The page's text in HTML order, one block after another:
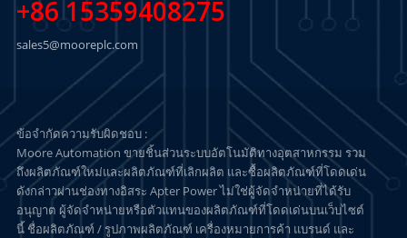
+86 15359408275
sales5@mooreplc.com
ข้อจำกัดความรับผิดชอบ :
Moore Automation ขายชิ้นส่วนระบบอัตโนมัติทางอุตสาหกรรม รวม
ถึงผลิตภัณฑ์ใหม่และผลิตภัณฑ์ที่เลิกผลิต และซื้อผลิตภัณฑ์ที่โดดเด่น
ดังกล่าวผ่านช่องทางอิสระ Apter Power ไม่ใช่ผู้จัดจำหน่ายที่ได้รับ
อนุญาต ผู้จัดจำหน่ายหรือตัวแทนของผลิตภัณฑ์ที่โดดเด่นบนเว็บไซต์
นี้ ชื่อผลิตภัณฑ์ / รูปภาพผลิตภัณฑ์ เครื่องหมายการค้า แบรนด์ และ